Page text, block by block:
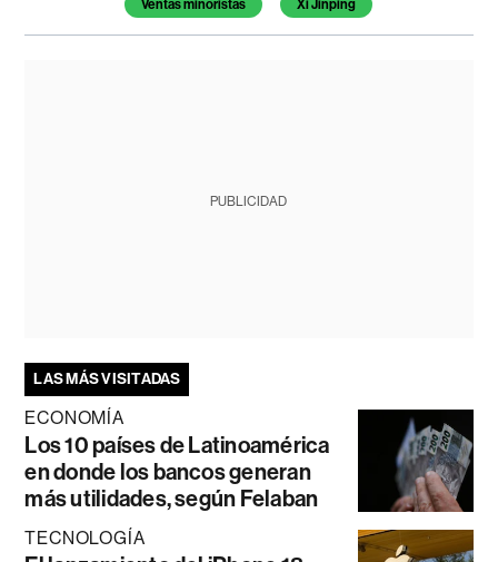
Ventas minoristas Xi Jinping
PUBLICIDAD
LAS MÁS VISITADAS
ECONOMÍA
Los 10 países de Latinoamérica
en donde los bancos generan
más utilidades, según Felaban
TECNOLOGÍA